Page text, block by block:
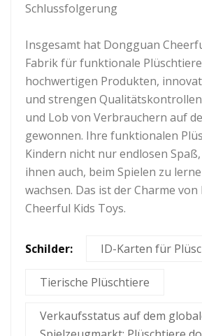
Schlussfolgerung
Insgesamt hat Dongguan
Fabrik für funktionale
hochwertigen Produkten,
und strengen
und Lob von Verbrauchern auf
gewonnen. Ihre funktionalen
Kindern nicht nur endlosen
ihnen auch, beim Spielen zu
wachsen. Das ist der Charme
Cheerful Kids Toys.
Schilder: ID-Karten für
Tierische Plüschtiere
Verkaufsstatus auf dem